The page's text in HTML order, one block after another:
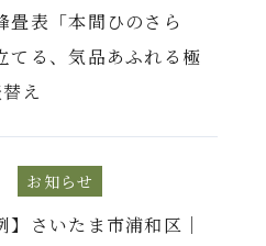
畳表「本間ひのさら
てる、気品あふれる極
え
お知らせ
】さいたま市浦和区｜